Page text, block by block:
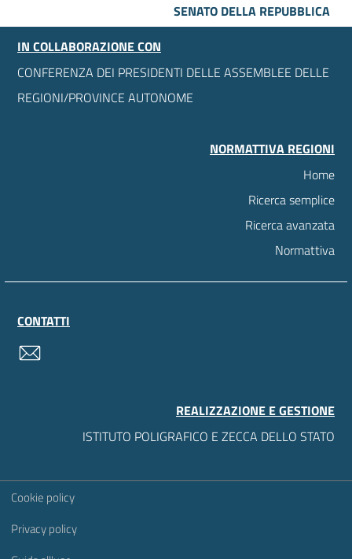
SENATO DELLA REPUBBLICA
IN COLLABORAZIONE CON
CONFERENZA DEI PRESIDENTI DELLE ASSEMBLEE DELLE
REGIONI/PROVINCE AUTONOME
NORMATTIVA REGIONI
Home
Ricerca semplice
Ricerca avanzata
Normattiva
CONTATTI
REALIZZAZIONE E GESTIONE
ISTITUTO POLIGRAFICO E ZECCA DELLO STATO
Sezione Link Utili
Cookie policy
Privacy policy